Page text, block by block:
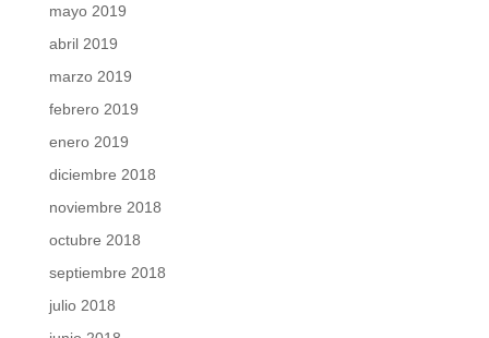
mayo 2019
abril 2019
marzo 2019
febrero 2019
enero 2019
diciembre 2018
noviembre 2018
octubre 2018
septiembre 2018
julio 2018